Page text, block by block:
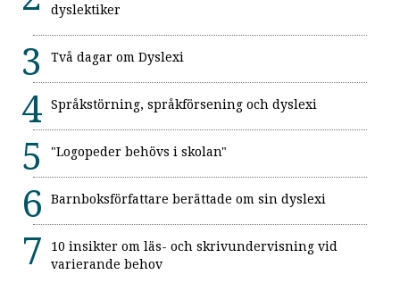
dyslektiker
Två dagar om Dyslexi
Språkstörning, språkförsening och dyslexi
"Logopeder behövs i skolan"
Barnboksförfattare berättade om sin dyslexi
10 insikter om läs- och skrivundervisning vid
varierande behov